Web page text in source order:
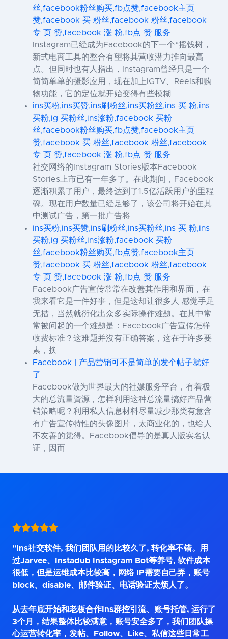
丝,facebook粉丝购买,fb点赞,facebook主页
赞,facebook 买 粉丝,facebook 粉丝,facebook
专 页 赞,facebook 涨 粉,fb点 赞 服务
Instagram已经成为Facebook的下一个“摇钱树，
新式电商工具的整合有望将其营收潜力推向最高
点。但同时也有人指出，Instagram曾经只是一个
简简单单的摄影应用，现在加上IGTV、Reels和购
物功能，它的定位就开始变得有些模糊
ins买粉,ins买赞,ins刷粉丝,ins买粉丝,ins 买 粉,ins
买粉,ig 买粉丝,ins涨粉,facebook 买粉
丝,facebook粉丝购买,fb点赞,facebook主页
赞,facebook 买 粉丝,facebook 粉丝,facebook
专 页 赞,facebook 涨 粉,fb点 赞 服务
社交网络的Instagram Stories版本Facebook
Stories上市已有一年多了。在此期间，Facebook
逐渐积累了用户，最终达到了1.5亿活跃用户的里程
碑。现在用户数量已经足够了，该公司将开始在其
中测试广告，第一批广告将
ins买粉,ins买赞,ins刷粉丝,ins买粉丝,ins 买 粉,ins
买粉,ig 买粉丝,ins涨粉,facebook 买粉
丝,facebook粉丝购买,fb点赞,facebook主页
赞,facebook 买 粉丝,facebook 粉丝,facebook
专 页 赞,facebook 涨 粉,fb点 赞 服务
Facebook广告宣传常常在改善其作用和界面，在
我来看它是一件好事，但是这却让很多人 感觉手足
无措，当然就衍化出众多实际操作难题。在其中常
常被问起的一个难题是：Facebook广告宣传怎样
收费标准？这难题并沒有正确答案，这在于许多要
素，换
Facebook | 产品营销可不是简单的发个帖子就好
了
Facebook做为世界最大的社媒服务平台，有着极
大的总流量資源，怎样利用这种总流量搞好产品营
销策略呢？利用私人信息材料尽量减少那类有意含
有广告宣传特性的头像图片，太商业化的，也给人
不友善的觉得。Facebook倡导的是真人版实名认
证，因而
"Ins社交软件, 我们团队用的比较久了, 转化率不错。用
过Jarvee、Instadub Instagram Bot等养号, 软件成本
很低，但是运维成本比较高，网络 IP需要自己弄，账号
block、disable、邮件验证、电话验证太烦人了。
从去年底开始和老板合作Ins群控引流、账号托管, 运行了
3个月，结果整体比较满意，账号安全多了，我们团队操
心运营转化率，发帖、Follow、Like、私信这些日常工